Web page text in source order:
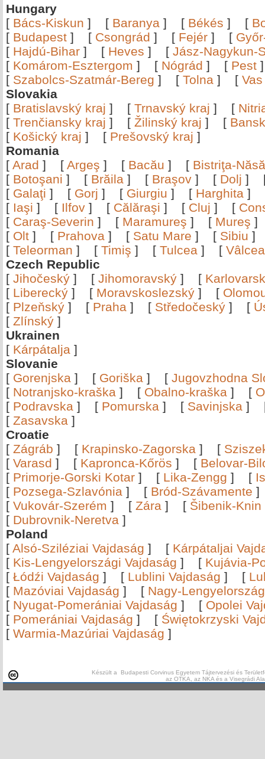
Hungary
[ Bács-Kiskun ] [ Baranya ] [ Békés ] [
[ Budapest ] [ Csongrád ] [ Fejér ] [
[ Hajdú-Bihar ] [ Heves ] [ Jász-Nagykun-
[ Komárom-Esztergom ] [ Nógrád ] [ Pest
[ Szabolcs-Szatmár-Bereg ] [ Tolna ] [ Vas
Slovakia
[ Bratislavský kraj ] [ Trnavský kraj ] [
[ Trenčiansky kraj ] [ Žilinský kraj ] [
[ Košický kraj ] [ Prešovský kraj ]
Romania
[ Arad ] [ Argeş ] [ Bacău ] [ Bistriţa-
[ Botoşani ] [ Brăila ] [ Braşov ] [ Dolj ]
[ Galaţi ] [ Gorj ] [ Giurgiu ] [ Harghita ]
[ Iaşi ] [ Ilfov ] [ Călăraşi ] [ Cluj ] [
[ Caraş-Severin ] [ Maramureş ] [ Mureş
[ Olt ] [ Prahova ] [ Satu Mare ] [ Sibiu
[ Teleorman ] [ Timiş ] [ Tulcea ] [
Czech Republic
[ Jihočeský ] [ Jihomoravský ] [
[ Liberecký ] [ Moravskoslezský ] [
[ Plzeňský ] [ Praha ] [ Středočeský ] [
[ Zlínský ]
Ukrainen
[ Kárpátalja ]
Slovanie
[ Gorenjska ] [ Goriška ] [ Jugovzhodna
[ Notranjsko-kraška ] [ Obalno-kraška ] [
[ Podravska ] [ Pomurska ] [ Savinjska ]
[ Zasavska ]
Croatie
[ Zágráb ] [ Krapinsko-Zagorska ] [
[ Varasd ] [ Kapronca-Kőrös ] [ Belovar-
[ Primorje-Gorski Kotar ] [ Lika-Zengg ] [
[ Pozsega-Szlavónia ] [ Bród-Szávamente
[ Vukovár-Szerém ] [ Zára ] [ Šibenik-Knin
[ Dubrovnik-Neretva ]
Poland
[ Alsó-Sziléziai Vajdaság ] [ Kárpátaljai
[ Kis-Lengyelországi Vajdaság ] [ Kujávia-
[ Łódźi Vajdaság ] [ Lublini Vajdaság ] [
[ Mazóviai Vajdaság ] [ Nagy-
[ Nyugat-Pomerániai Vajdaság ] [ Opolei
[ Pomerániai Vajdaság ] [ Świętokrzyski
[ Warmia-Mazúriai Vajdaság ]
Készült a Budapesti Corvinus Egyetem Tájtervezési és
az OTKA, az NKA és a Visegrádi